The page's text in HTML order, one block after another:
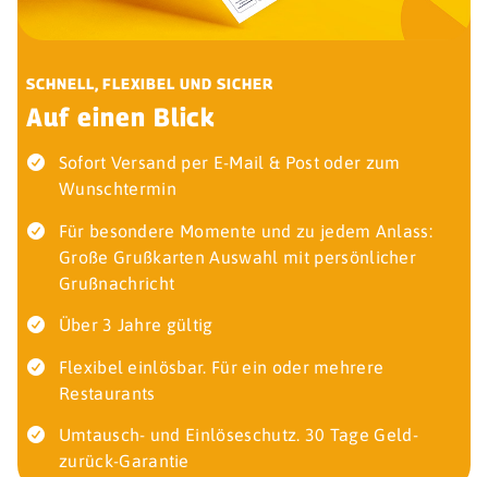
SCHNELL, FLEXIBEL UND SICHER
Auf einen Blick
Sofort Versand per E-Mail & Post oder zum
Wunschtermin
Für besondere Momente und zu jedem Anlass:
Große Grußkarten Auswahl mit persönlicher
Grußnachricht
Über 3 Jahre gültig
Flexibel einlösbar. Für ein oder mehrere
Restaurants
Umtausch- und Einlöseschutz. 30 Tage Geld-
zurück-Garantie